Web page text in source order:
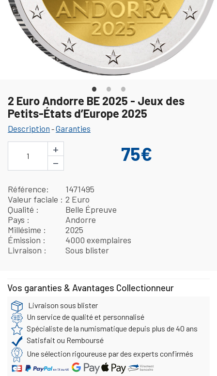
2 Euro Andorre BE 2025 - Jeux des
Petits-États d’Europe 2025
Description -Garanties
1
+
−
75€
Référence
1471495
Valeur faciale
2 Euro
Qualité
Belle Épreuve
Pays
Andorre
Millésime
2025
Émission
4000 exemplaires
Livraison
Sous blister
Vos garanties & Avantages Collectionneur
Livraison sous blister
Un service de qualité et personnalisé
Spécialiste de la numismatique depuis plus de 40 ans
Satisfait ou Remboursé
Une sélection rigoureuse par des experts confirmés